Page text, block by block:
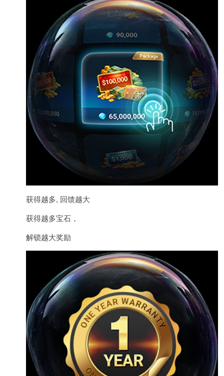
获得越多, 回馈越大
获得越多宝石，
解锁越大奖励